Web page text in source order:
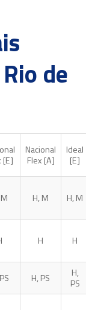
de
[E]
Nacional
Flex [A]
Ideal
[E]
H, M H, M
H H
H, PS
H,
PS